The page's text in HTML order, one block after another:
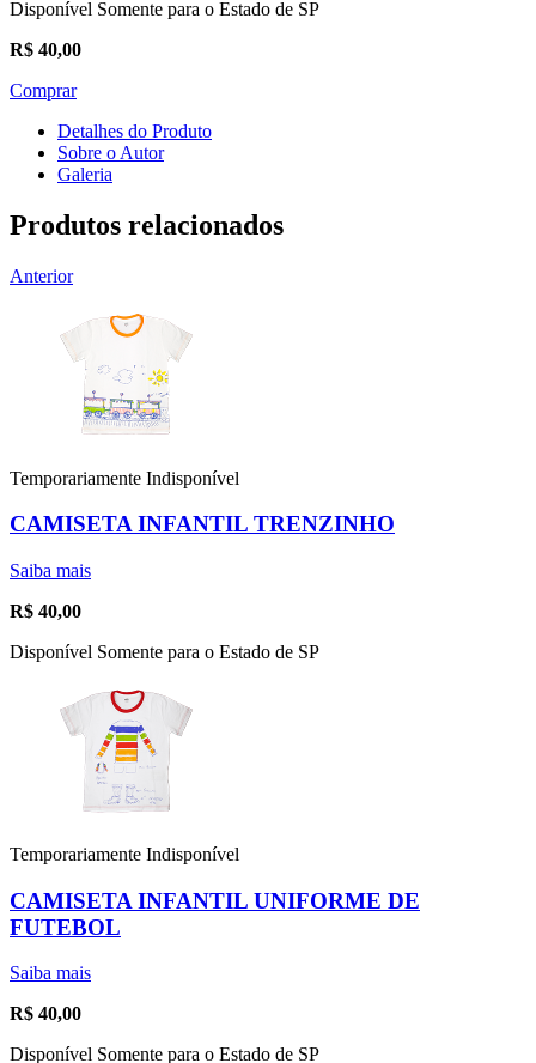
Disponível Somente para o Estado de SP
R$ 40,00
Comprar
Detalhes do Produto
Sobre o Autor
Galeria
Produtos relacionados
Anterior
Temporariamente Indisponível
CAMISETA INFANTIL TRENZINHO
Saiba mais
R$ 40,00
Disponível Somente para o Estado de SP
Temporariamente Indisponível
CAMISETA INFANTIL UNIFORME DE
FUTEBOL
Saiba mais
R$ 40,00
Disponível Somente para o Estado de SP